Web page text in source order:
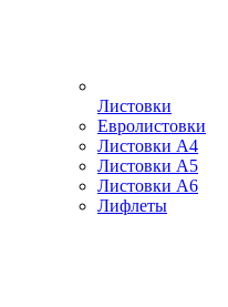
Листовки
Евролистовки
Листовки А4
Листовки А5
Листовки А6
Лифлеты